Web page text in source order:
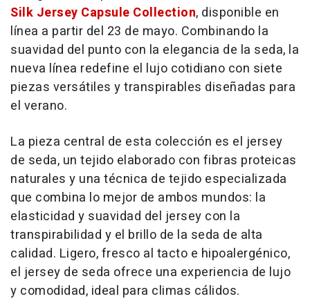
Silk Jersey Capsule Collection, disponible en
línea a partir del 23 de mayo. Combinando la
suavidad del punto con la elegancia de la seda, la
nueva línea redefine el lujo cotidiano con siete
piezas versátiles y transpirables diseñadas para
el verano.
La pieza central de esta colección es el jersey
de seda, un tejido elaborado con fibras proteicas
naturales y una técnica de tejido especializada
que combina lo mejor de ambos mundos: la
elasticidad y suavidad del jersey con la
transpirabilidad y el brillo de la seda de alta
calidad. Ligero, fresco al tacto e hipoalergénico,
el jersey de seda ofrece una experiencia de lujo
y comodidad, ideal para climas cálidos.